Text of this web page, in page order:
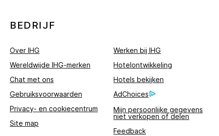
BEDRIJF
Over IHG
Werken bij IHG
Wereldwijde IHG-merken
Hotelontwikkeling
Chat met ons
Hotels bekijken
Gebruiksvoorwaarden
AdChoices
Privacy- en cookiecentrum
Mijn persoonlijke gegevens
niet verkopen of delen
Site map
Feedback